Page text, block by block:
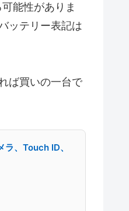
能性がありま
ッテリー表記は
ば買いの一台で
、Touch ID、